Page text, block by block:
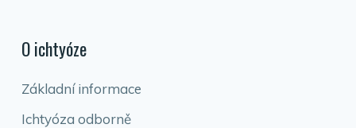
O ichtyóze
Základní informace
Ichtyóza odborně